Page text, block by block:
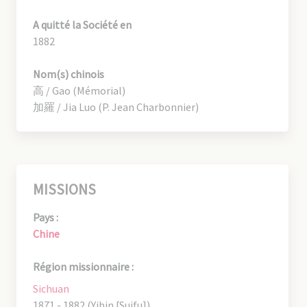
A quitté la Société en
1882
Nom(s) chinois
高 / Gao (Mémorial)
加羅 / Jia Luo (P. Jean Charbonnier)
MISSIONS
Pays :
Chine
Région missionnaire :
Sichuan